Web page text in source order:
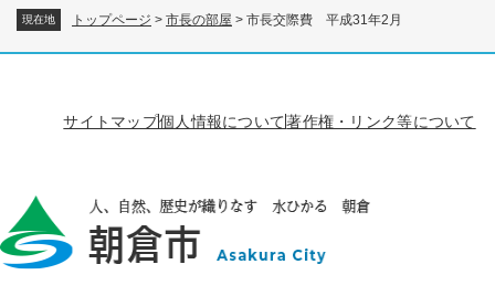
現在地 トップページ > 市長の部屋 > 市長交際費 平成31年2月
サイトマップ個人情報について著作権・リンク等について